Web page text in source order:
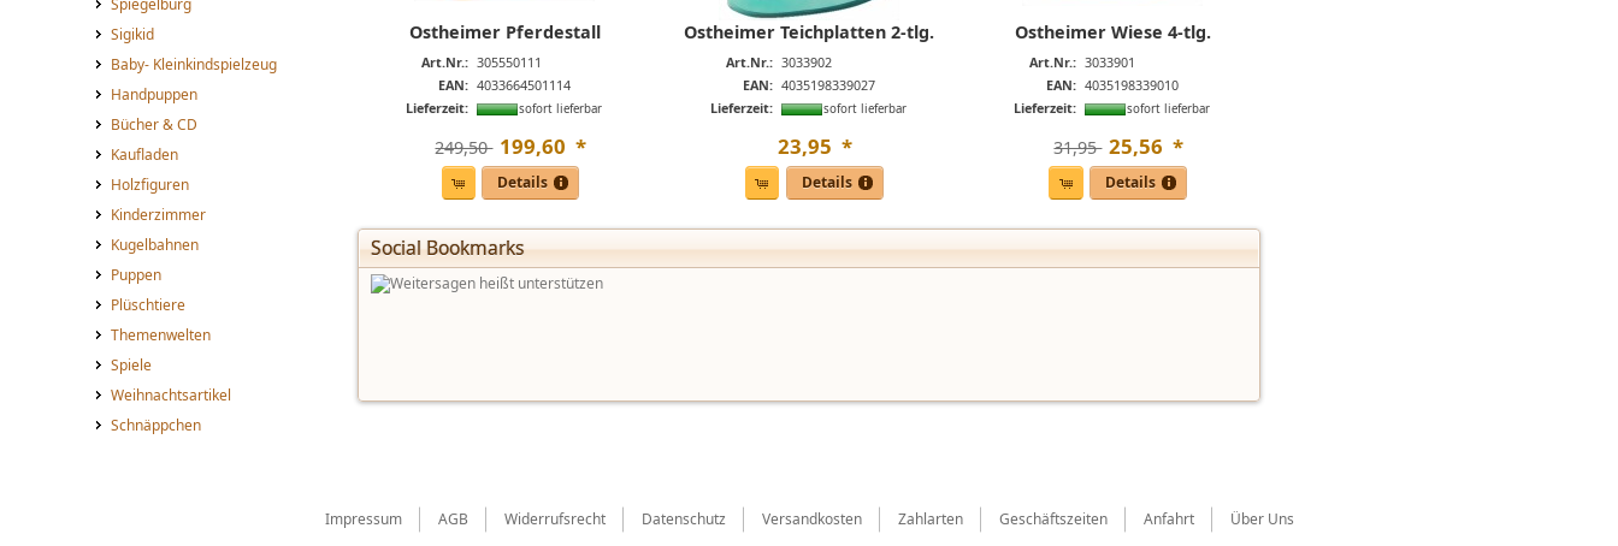
Spiegelburg
Sigikid
Baby- Kleinkindspielzeug
Handpuppen
Bücher & CD
Kaufladen
Holzfiguren
Kinderzimmer
Kugelbahnen
Puppen
Plüschtiere
Themenwelten
Spiele
Weihnachtsartikel
Schnäppchen
Ostheimer Pferdestall
Art.Nr.: 305550111
EAN: 4033664501114
Lieferzeit:
sofort lieferbar
249,50  199,60 *
Details
Ostheimer Teichplatten 2-tlg.
Art.Nr.: 3033902
EAN: 4035198339027
Lieferzeit:
sofort lieferbar
23,95 *
Details
Ostheimer Wiese 4-tlg.
Art.Nr.: 3033901
EAN: 4035198339010
Lieferzeit:
sofort lieferbar
31,95  25,56 *
Details
Social Bookmarks
Impressum AGB Widerrufsrecht Datenschutz Versandkosten Zahlarten Geschäftszeiten Anfahrt Über Uns